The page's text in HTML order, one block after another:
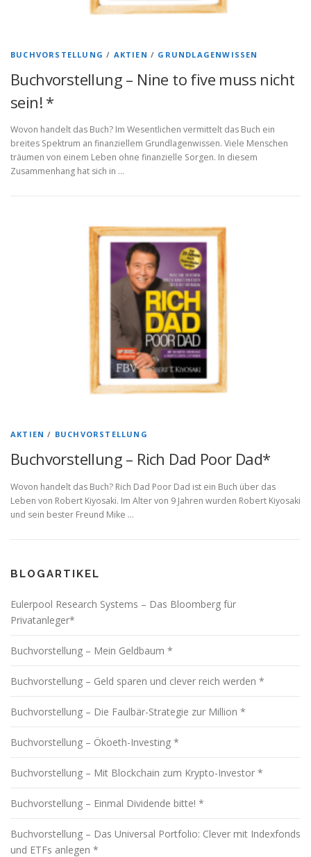
BUCHVORSTELLUNG / AKTIEN / GRUNDLAGENWISSEN
Buchvorstellung – Nine to five muss nicht
sein! *
Wovon handelt das Buch? Im Wesentlichen vermittelt das Buch ein
breites Spektrum an finanziellem Grundlagenwissen. Viele Menschen
träumen von einem Leben ohne finanzielle Sorgen. In diesem
Zusammenhang hat sich in …
AKTIEN / BUCHVORSTELLUNG
Buchvorstellung – Rich Dad Poor Dad*
Wovon handelt das Buch? Rich Dad Poor Dad ist ein Buch über das
Leben von Robert Kiyosaki. Im Alter von 9 Jahren wurden Robert Kiyosaki
und sein bester Freund Mike …
BLOGARTIKEL
Eulerpool Research Systems – Das Bloomberg für
Privatanleger*
Buchvorstellung – Mein Geldbaum *
Buchvorstellung – Geld sparen und clever reich werden *
Buchvorstellung – Die Faulbär-Strategie zur Million *
Buchvorstellung – Ökoeth-Investing *
Buchvorstellung – Mit Blockchain zum Krypto-Investor *
Buchvorstellung – Einmal Dividende bitte! *
Buchvorstellung – Das Universal Portfolio: Clever mit Indexfonds
und ETFs anlegen *